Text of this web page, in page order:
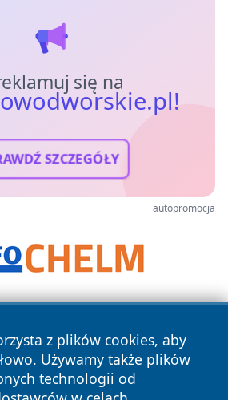
się na
SZCZEGÓŁY
autopromocja
z plików cookies, aby
Używamy także plików
technologii od